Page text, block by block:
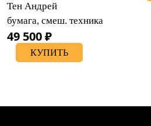
Тен Андрей
бумага, смеш. техника
49 500 ₽
КУПИТЬ